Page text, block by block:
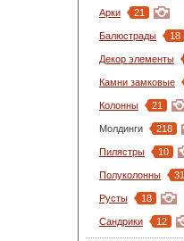
Арки 21
Балюстрады 18
Декор элементы
Камни замковые
Колонны 21
Молдинги 218
Пилястры 10
Полуколонны 31
Русты 18
Сандрики 12